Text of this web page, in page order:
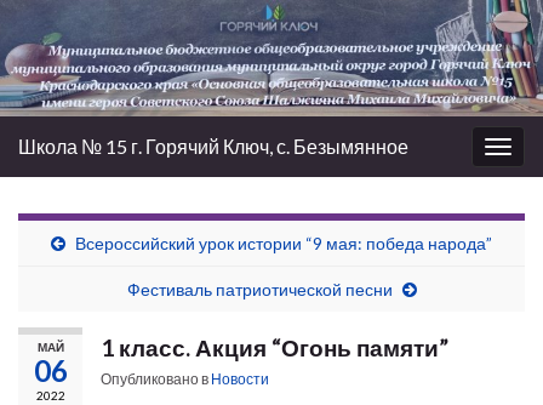
Вкл/
выкл
Школа № 15 г. Горячий Ключ, с. Безымянное
Всероссийский урок истории “9 мая: победа народа”
Фестиваль патриотической песни
МАЙ
06
2022
1 класс. Акция “Огонь памяти”
Опубликовано в Новости